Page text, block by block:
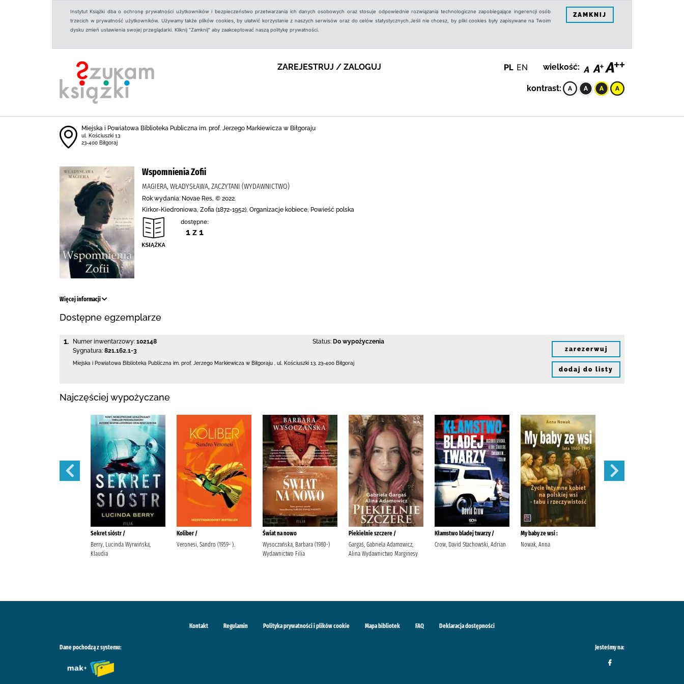
Instytut Książki dba o ochronę prywatności użytkowników i bezpieczeństwo przetwarzania ich danych osobowych oraz stosuje odpowiednie rozwiązania technologiczne zapobiegające ingerencji osób
trzecich w prywatność użytkowników. Używamy także plików cookies, by ułatwić korzystanie z naszych serwisów oraz do celów statystycznych.Jeśli nie chcesz, by pliki cookies były zapisywane na Twoim
dysku zmień ustawienia swojej przeglądarki. Kliknij "Zamknij" aby zaakceptować naszą politykę prywatności.
ZAMKNIJ
ZAREJESTRUJ / ZALOGUJ PL EN wielkość:
kontrast:
Miejska i Powiatowa Biblioteka Publiczna im. prof. Jerzego Markiewicza w Biłgoraju
ul. Kościuszki 13
23-400 Biłgoraj
Wspomnienia Zofii
MAGIERA, WŁADYSŁAWA, ZACZYTANI (WYDAWNICTWO)
Rok wydania: Novae Res, © 2022.
Kirkor-Kiedroniowa, Zofia (1872-1952), Organizacje kobiece, Powieść polska
dostępne:
1 z 1
Więcej informacji
Dostępne egzemplarze
1. Numer inwentarzowy: 102148
Sygnatura: 821.162.1-3
Status: Do wypożyczenia
Miejska i Powiatowa Biblioteka Publiczna im. prof. Jerzego Markiewicza w Biłgoraju ul. Kościuszki 13 23-400 Biłgoraj
zarezerwuj
dodaj do listy
Najczęściej wypożyczane
Sekret sióstr /
Berry, Lucinda Wyrwińska,
Klaudia
Koliber /
Veronesi, Sandro (1959- ).
Świat na nowo
Wysoczańska, Barbara (1980-)
Wydawnictwo Filia
Piekielnie szczere /
Gargaś, Gabriela Adamowicz,
Alina Wydawnictwo Marginesy
Kłamstwo bladej twarzy /
Crow, David Stachowski, Adrian
My baby ze wsi :
Nowak, Anna
Kontakt Regulamin Polityka prywatności i plików cookie Mapa bibliotek FAQ Deklaracja dostępności
Dane pochodzą z systemu: Jesteśmy na: